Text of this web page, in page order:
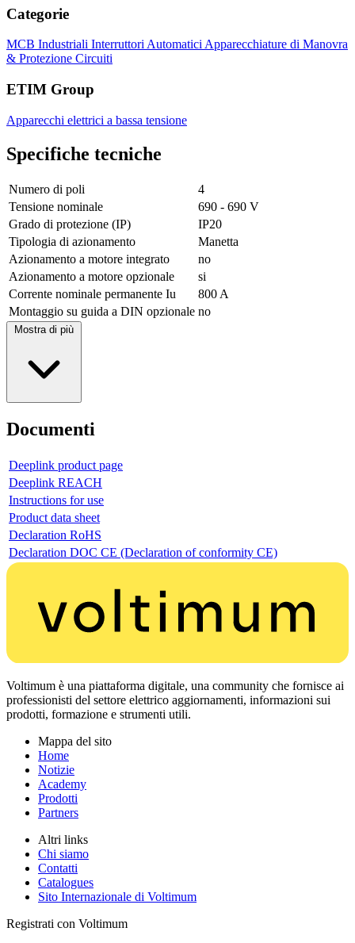
Categorie
MCB Industriali Interruttori Automatici Apparecchiature di Manovra
& Protezione Circuiti
ETIM Group
Apparecchi elettrici a bassa tensione
Specifiche tecniche
Numero di poli
4
Tensione nominale
690 - 690 V
Grado di protezione (IP)
IP20
Tipologia di azionamento
Manetta
Azionamento a motore integrato
no
Azionamento a motore opzionale
si
Corrente nominale permanente Iu
800 A
Montaggio su guida a DIN opzionale no
Mostra di più
Documenti
Deeplink product page
Deeplink REACH
Instructions for use
Product data sheet
Declaration RoHS
Declaration DOC CE (Declaration of conformity CE)
Voltimum è una piattaforma digitale, una community che fornisce ai
professionisti del settore elettrico aggiornamenti, informazioni sui
prodotti, formazione e strumenti utili.
Mappa del sito
Home
Notizie
Academy
Prodotti
Partners
Altri links
Chi siamo
Contatti
Catalogues
Sito Internazionale di Voltimum
Registrati con Voltimum